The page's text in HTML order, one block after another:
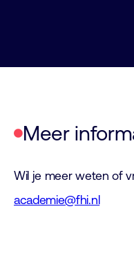
Meer
Wil je meer weten of
academie@fhi.nl